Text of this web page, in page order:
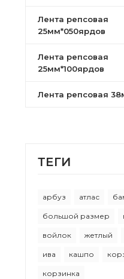
Лента репсовая
25мм*050ярдов
Лента репсовая
25мм*100ярдов
Лента репсовая
ТEГИ
арбуз атлас
большой размер
войлок жетлый
ива кашпо
корзинка